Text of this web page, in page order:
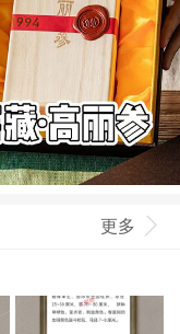
更多